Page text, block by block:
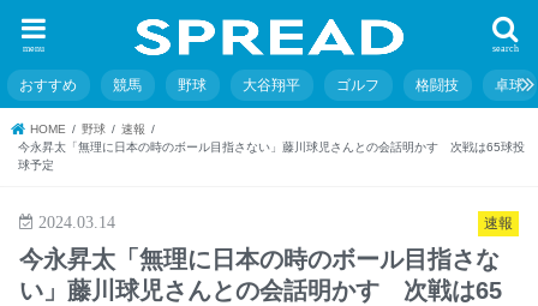
search
menu
おすすめ 競馬 野球 大谷翔平 ゴルフ 格闘技 卓球
HOME 野球
速報
今永昇太「無理に日本の時のボール目指さない」藤川球児さんとの会話明かす 次戦は65球投
球予定
速報
2024.03.14
今永昇太「無理に日本の時のボール目指さな
い」藤川球児さんとの会話明かす 次戦は65